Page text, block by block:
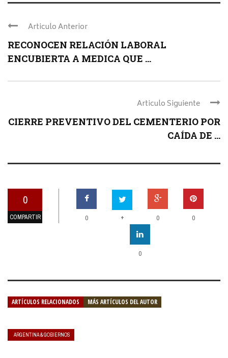
Articulo Anterior
RECONOCEN RELACIÓN LABORAL
ENCUBIERTA A MEDICA QUE ...
Articulo Siguiente
CIERRE PREVENTIVO DEL CEMENTERIO POR
CAÍDA DE ...
0
COMPARTIR 0 + 0 0
0
ARTÍCULOS RELACIONADOS MÁS ARTÍCULOS DEL AUTOR
ARGENTINA & GOBIERNOS